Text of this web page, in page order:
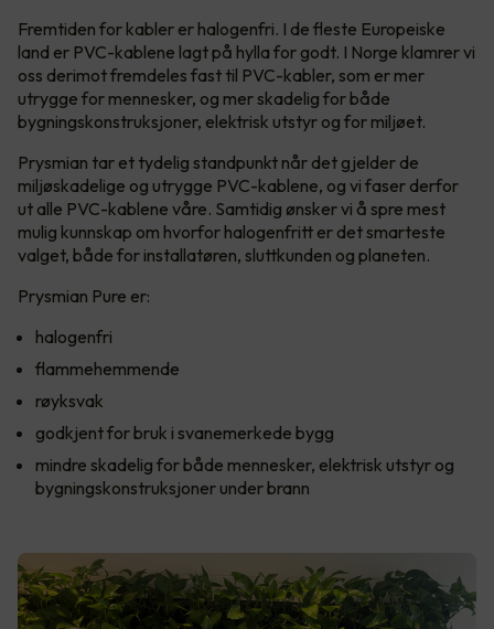
Fremtiden for kabler er halogenfri. I de fleste Europeiske
land er PVC-kablene lagt på hylla for godt. I Norge klamrer vi
oss derimot fremdeles fast til PVC-kabler, som er mer
utrygge for mennesker, og mer skadelig for både
bygningskonstruksjoner, elektrisk utstyr og for miljøet.
Prysmian tar et tydelig standpunkt når det gjelder de
miljøskadelige og utrygge PVC-kablene, og vi faser derfor
ut alle PVC-kablene våre. Samtidig ønsker vi å spre mest
mulig kunnskap om hvorfor halogenfritt er det smarteste
valget, både for installatøren, sluttkunden og planeten.
Prysmian Pure er:
halogenfri
flammehemmende
røyksvak
godkjent for bruk i svanemerkede bygg
mindre skadelig for både mennesker, elektrisk utstyr og
bygningskonstruksjoner under brann